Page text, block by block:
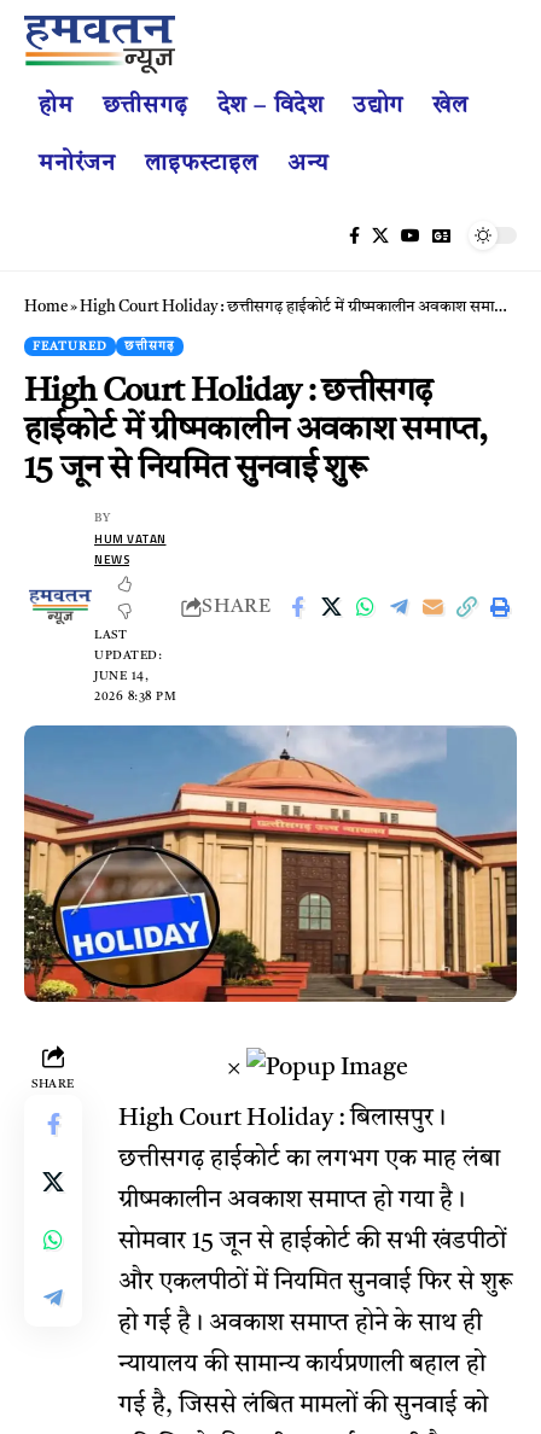
होम छत्तीसगढ़ देश – विदेश उद्योग खेल
मनोरंजन लाइफस्टाइल अन्य
Home» High Court Holiday : छत्तीसगढ़ हाईकोर्ट में ग्रीष्मकालीन अवकाश समाप्त, 15 जून से नियमित सुनवाई शुरू
FEATURED छत्तीसगढ़
High Court Holiday : छत्तीसगढ़
हाईकोर्ट में ग्रीष्मकालीन अवकाश समाप्त,
15 जून से नियमित सुनवाई शुरू
LAST
UPDATED:
JUNE 14,
2026 8:38 PM
BY
HUM VATAN
NEWS
SHARE
SHARE
×
High Court Holiday : बिलासपुर।
छत्तीसगढ़ हाईकोर्ट का लगभग एक माह लंबा
ग्रीष्मकालीन अवकाश समाप्त हो गया है।
सोमवार 15 जून से हाईकोर्ट की सभी खंडपीठों
और एकलपीठों में नियमित सुनवाई फिर से शुरू
हो गई है। अवकाश समाप्त होने के साथ ही
न्यायालय की सामान्य कार्यप्रणाली बहाल हो
गई है, जिससे लंबित मामलों की सुनवाई को